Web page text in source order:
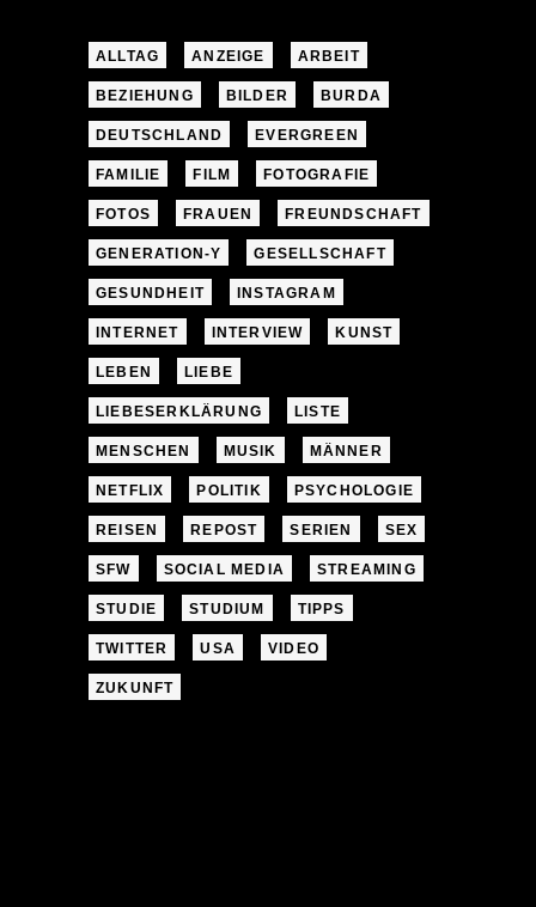
ALLTAG ANZEIGE ARBEIT
BEZIEHUNG BILDER BURDA
DEUTSCHLAND EVERGREEN
FAMILIE FILM FOTOGRAFIE
FOTOS FRAUEN FREUNDSCHAFT
GENERATION-Y GESELLSCHAFT
GESUNDHEIT INSTAGRAM
INTERNET INTERVIEW KUNST
LEBEN LIEBE
LIEBESERKLÄRUNG LISTE
MENSCHEN MUSIK MÄNNER
NETFLIX POLITIK PSYCHOLOGIE
REISEN REPOST SERIEN SEX
SFW SOCIAL MEDIA STREAMING
STUDIE STUDIUM TIPPS
TWITTER USA VIDEO
ZUKUNFT